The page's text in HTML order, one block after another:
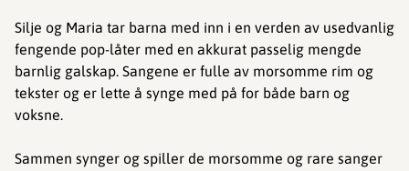
Silje og Maria tar barna med inn i en verden av usedvanlig
fengende pop-låter med en akkurat passelig mengde
barnlig galskap. Sangene er fulle av morsomme rim og
tekster og er lette å synge med på for både barn og
voksne.
Sammen synger og spiller de morsomme og rare sanger